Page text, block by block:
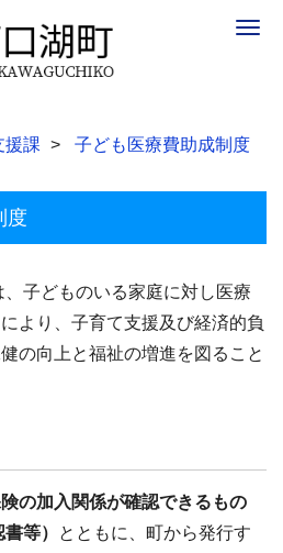
援課 子ども医療費助成制度
度
子どものいる家庭に対し医療
より、子育て支援及び経済的負
の向上と福祉の増進を図ること
の加入関係が確認できるもの
等）
とともに、町から発行す